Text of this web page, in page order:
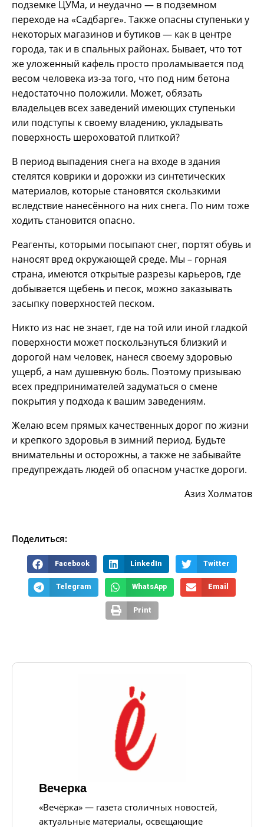
подземке ЦУМа, и неудачно — в подземном
переходе на «Садбарге». Также опасны ступеньки у
некоторых магазинов и бутиков — как в центре
города, так и в спальных районах. Бывает, что тот
же уложенный кафель просто проламывается под
весом человека из-за того, что под ним бетона
недостаточно положили. Может, обязать
владельцев всех заведений имеющих ступеньки
или подступы к своему владению, укладывать
поверхность шероховатой плиткой?
В период выпадения снега на входе в здания
стелятся коврики и дорожки из синтетических
материалов, которые становятся скользкими
вследствие нанесённого на них снега. По ним тоже
ходить становится опасно.
Реагенты, которыми посыпают снег, портят обувь и
наносят вред окружающей среде. Мы – горная
страна, имеются открытые разрезы карьеров, где
добывается щебень и песок, можно заказывать
засыпку поверхностей песком.
Никто из нас не знает, где на той или иной гладкой
поверхности может поскользнуться близкий и
дорогой нам человек, нанеся своему здоровью
ущерб, а нам душевную боль. Поэтому призываю
всех предпринимателей задуматься о смене
покрытия у подхода к вашим заведениям.
Желаю всем прямых качественных дорог по жизни
и крепкого здоровья в зимний период. Будьте
внимательны и осторожны, а также не забывайте
предупреждать людей об опасном участке дороги.
Азиз Холматов
Поделиться:
Facebook LinkedIn Twitter
Telegram WhatsApp Email
Print
Вечерка
«Вечёрка» — газета столичных новостей,
актуальные материалы, освещающие